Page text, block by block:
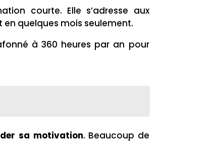
courte. Elle s’adresse aux
en quelques mois seulement.
à 360 heures par an pour
sa motivation. Beaucoup de